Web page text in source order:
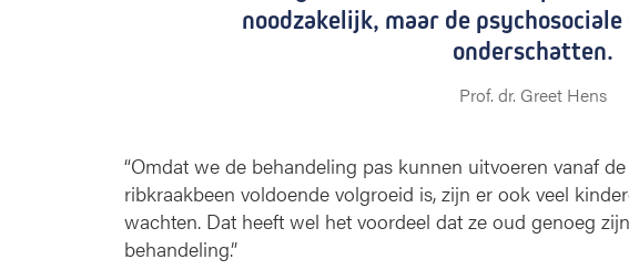
noodzakelijk, maar de
onderschatten.
Prof. dr. Greet Hens
“Omdat we de behandeling pas kunnen uitvoeren vanaf
ribkraakbeen voldoende volgroeid is, zijn er ook veel
wachten. Dat heeft wel het voordeel dat ze oud genoeg
behandeling.”